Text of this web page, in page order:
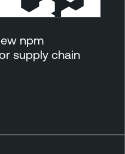
npm
supply chain